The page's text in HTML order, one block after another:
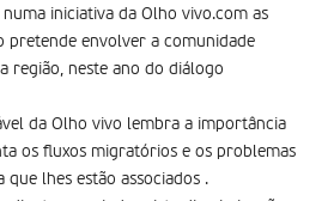
iniciativa da Olho vivo.com as
pretende envolver a comunidade
região, neste ano do diálogo
da Olho vivo lembra a importância
os fluxos migratórios e os problemas
que lhes estão associados .